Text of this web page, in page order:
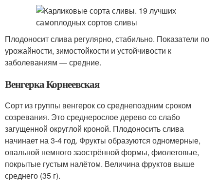
Плодоносит слива регулярно, стабильно. Показатели по
урожайности, зимостойкости и устойчивости к
заболеваниям — средние.
Венгерка Корнеевская
Сорт из группы венгерок со среднепоздним сроком
созревания. Это среднерослое дерево со слабо
загущенной округлой кроной. Плодоносить слива
начинает на 3-4 год. Фрукты образуются одномерные,
овальной немного заострённой формы, фиолетовые,
покрытые густым налётом. Величина фруктов выше
среднего (35 г).